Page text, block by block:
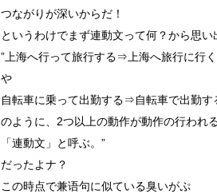
つながりが深いからだ！
というわけでまず連動文って何？から思い
”上海へ行って旅行する⇒上海へ旅行に行く
や
自転車に乗って出勤する⇒自転車で出勤す
のように、2つ以上の動作が動作の行われ
「連動文」と呼ぶ。”
だったよナ？
この時点で兼语句に似ている臭いがぷ